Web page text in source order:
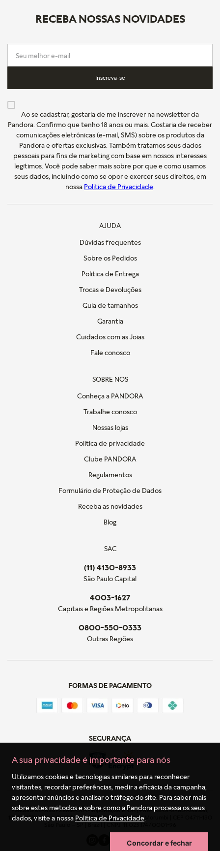
A sua privacidade é importante para nós
Utilizamos cookies e tecnologias similares para reconhecer
visitantes, recordar preferências, medir a eficácia da campanha,
apresentar anúncios e analisar o tráfego do site. Para saber mais
sobre estes métodos e sobre como a Pandora processa os seus
dados, visite a nossa Política de Privacidade
Concordar e fechar
RECEBA NOSSAS NOVIDADES
Inscreva-se
Ao se cadastrar, gostaria de me inscrever na newsletter da
Pandora. Confirmo que tenho 18 anos ou mais. Gostaria de receber
comunicações eletrônicas (e-mail, SMS) sobre os produtos da
Pandora e ofertas exclusivas. Também tratamos seus dados
pessoais para fins de marketing com base em nossos interesses
legítimos. Você pode saber mais sobre por que e como usamos
seus dados, incluindo como se opor e exercer seus direitos, em
nossa Política de Privacidade
AJUDA
Dúvidas frequentes
Sobre os Pedidos
Política de Entrega
Trocas e Devoluções
Guia de tamanhos
Garantia
Cuidados com as Joias
Fale conosco
SOBRE NÓS
Conheça a PANDORA
Trabalhe conosco
Nossas lojas
Politica de privacidade
Clube PANDORA
Regulamentos
Formulário de Proteção de Dados
Receba as novidades
Blog
SAC
(11) 4130-8933
São Paulo Capital
4003-1627
Capitais e Regiões Metropolitanas
0800-550-0333
Outras Regiões
FORMAS DE PAGAMENTO
SEGURANÇA
Pandora Do Brasil Comércio E Importação LTDA | Avenida Dr Chucri Zaidan,
1240 - 13º andar - Cj. 1301 & 1303 | Golden Tower – Morumbi | CEP 04711-130